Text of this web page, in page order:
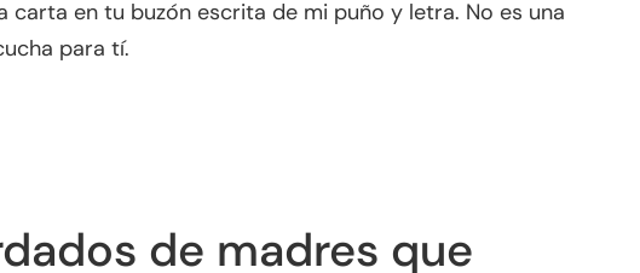
carta en tu buzón escrita de mi puño y letra. No es una
para tí.
de madres que